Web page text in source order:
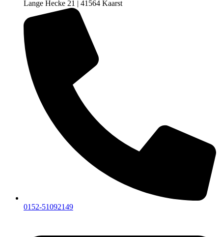
Lange Hecke 21 | 41564 Kaarst
0152-51092149